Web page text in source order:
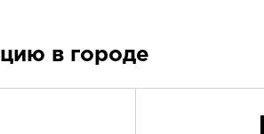
в городе